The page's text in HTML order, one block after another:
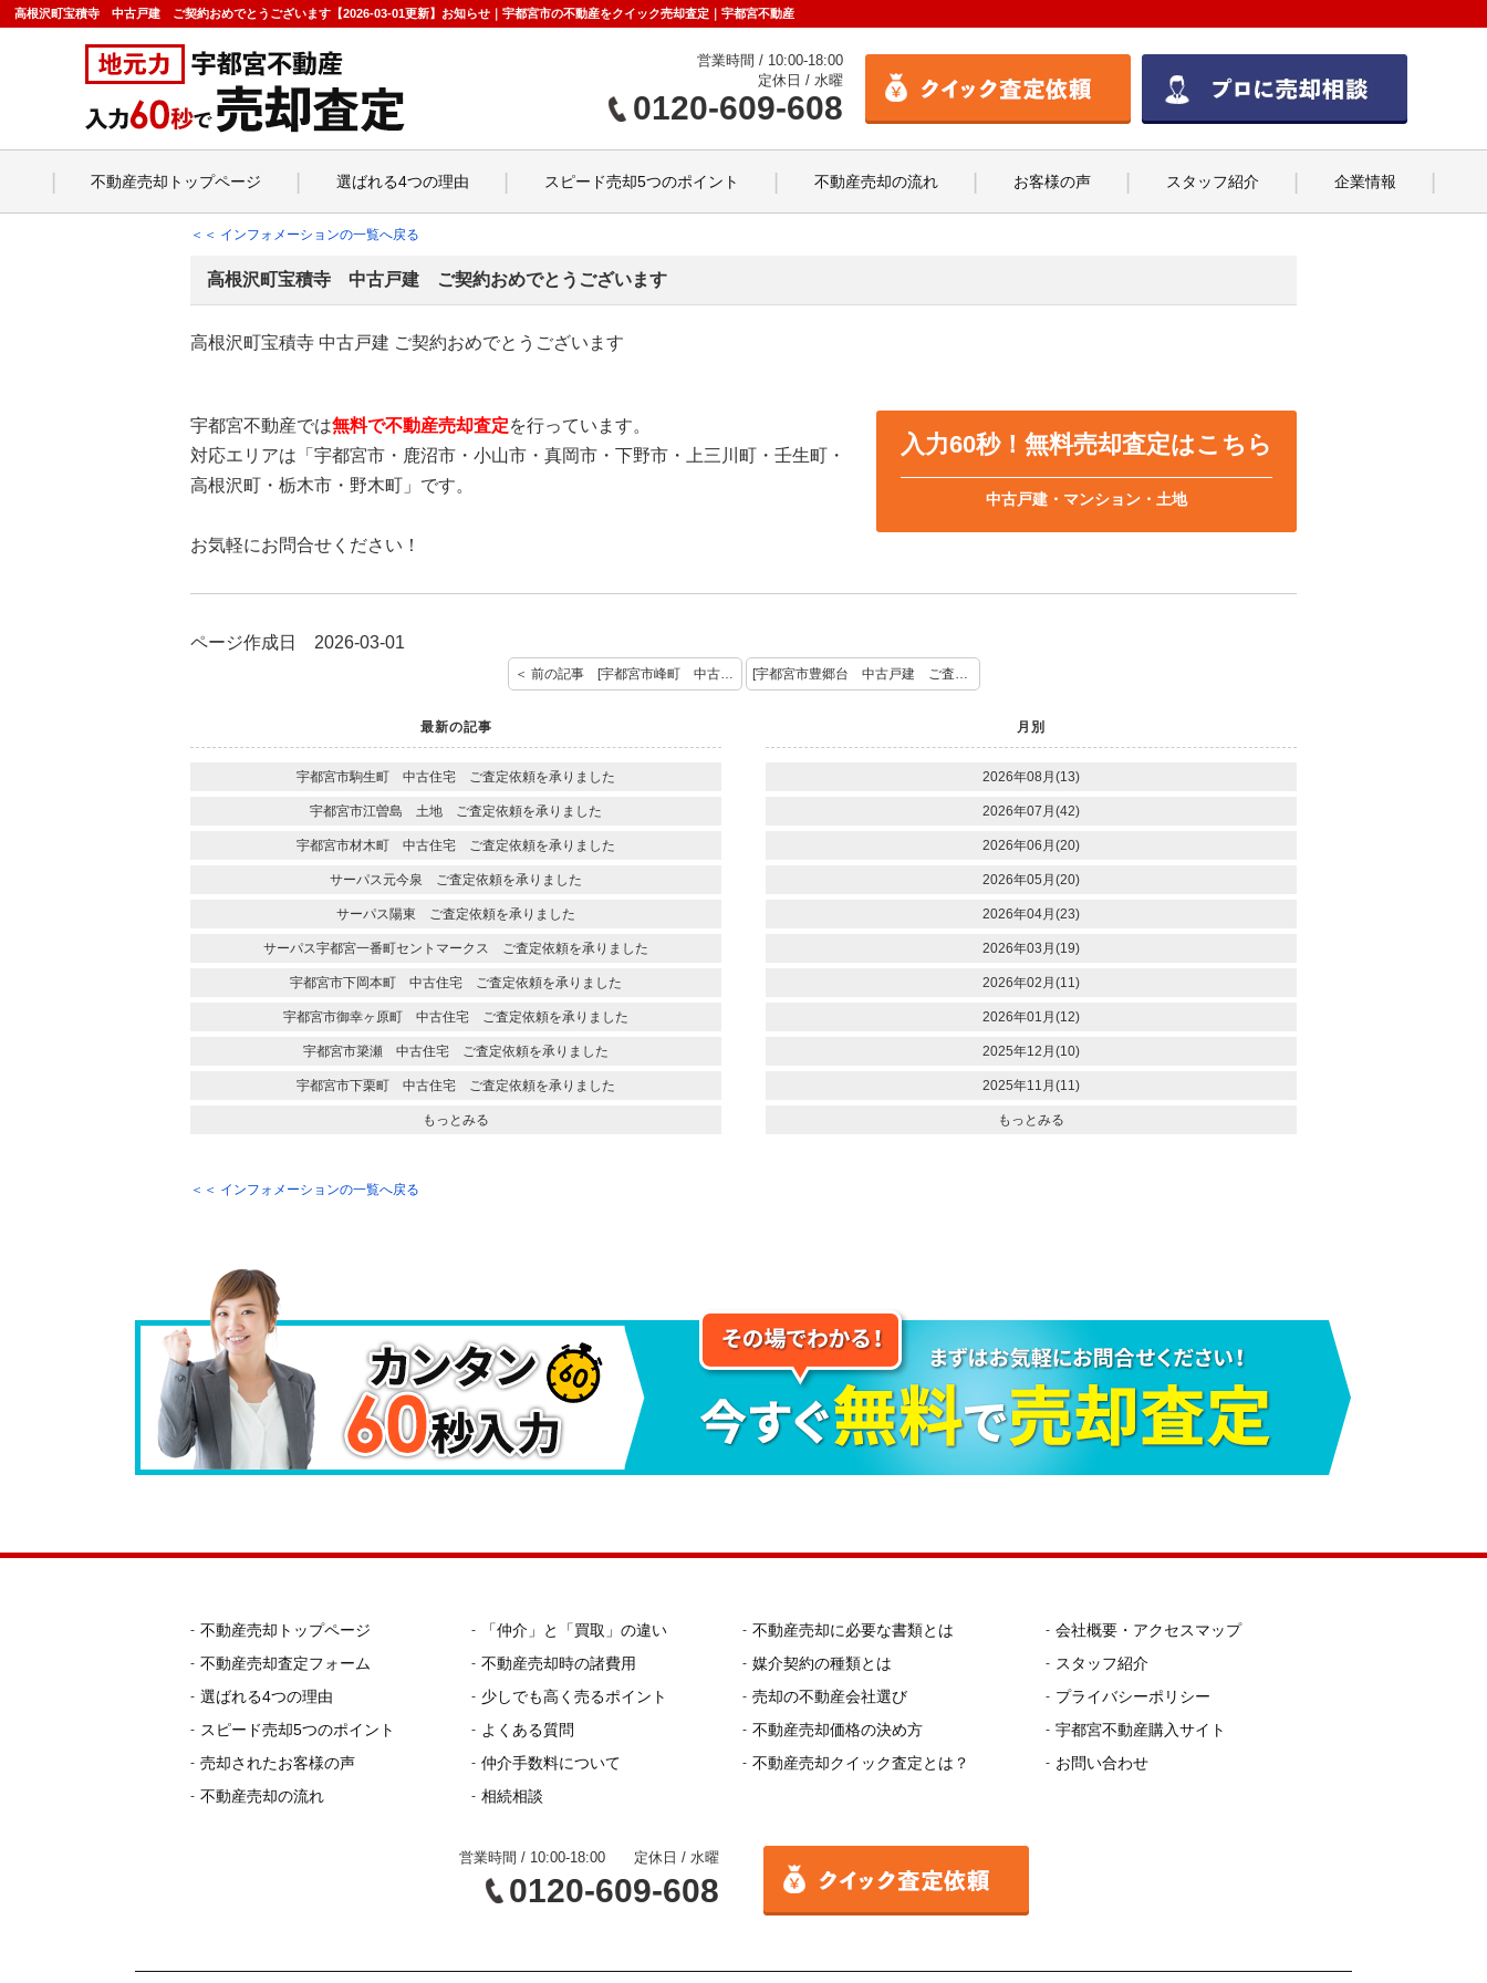
高根沢町宝積寺 中古戸建 ご契約おめでとうございます【2026-03-01更新】お知らせ｜宇都宮市の不動産をクイック売却査定｜宇都宮不動産
営業時間 / 10:00-18:00
定休日 / 水曜
0120-609-608
不動産売却トップページ 選ばれる4つの理由 スピード売却5つのポイント 不動産売却の流れ お客様の声 スタッフ紹介 企業情報
＜＜ インフォメーションの一覧へ戻る
高根沢町宝積寺 中古戸建 ご契約おめでとうございます
高根沢町宝積寺 中古戸建 ご契約おめでとうございます
宇都宮不動産では無料で不動産売却査定を行っています。
対応エリアは「宇都宮市・鹿沼市・小山市・真岡市・下野市・上三川町・壬生町・
高根沢町・栃木市・野木町」です。
お気軽にお問合せください！
入力60秒！無料売却査定はこちら
中古戸建・マンション・土地
ページ作成日 2026-03-01
＜ 前の記事 [宇都宮市峰町 中古戸建 ご契約おめでとうございます] [宇都宮市豊郷台 中古戸建 ご査定依頼を頂きました。] 次の記事 ＞
最新の記事
宇都宮市駒生町 中古住宅 ご査定依頼を承りました
宇都宮市江曽島 土地 ご査定依頼を承りました
宇都宮市材木町 中古住宅 ご査定依頼を承りました
サーパス元今泉 ご査定依頼を承りました
サーパス陽東 ご査定依頼を承りました
サーパス宇都宮一番町セントマークス ご査定依頼を承りました
宇都宮市下岡本町 中古住宅 ご査定依頼を承りました
宇都宮市御幸ヶ原町 中古住宅 ご査定依頼を承りました
宇都宮市簗瀬 中古住宅 ご査定依頼を承りました
宇都宮市下栗町 中古住宅 ご査定依頼を承りました
もっとみる
月別
2026年08月(13)
2026年07月(42)
2026年06月(20)
2026年05月(20)
2026年04月(23)
2026年03月(19)
2026年02月(11)
2026年01月(12)
2025年12月(10)
2025年11月(11)
もっとみる
＜＜ インフォメーションの一覧へ戻る
不動産売却トップページ
不動産売却査定フォーム
選ばれる4つの理由
スピード売却5つのポイント
売却されたお客様の声
不動産売却の流れ
「仲介」と「買取」の違い
不動産売却時の諸費用
少しでも高く売るポイント
よくある質問
仲介手数料について
相続相談
不動産売却に必要な書類とは
媒介契約の種類とは
売却の不動産会社選び
不動産売却価格の決め方
不動産売却クイック査定とは？
会社概要・アクセスマップ
スタッフ紹介
プライバシーポリシー
宇都宮不動産購入サイト
お問い合わせ
営業時間 / 10:00-18:00 定休日 / 水曜
0120-609-608